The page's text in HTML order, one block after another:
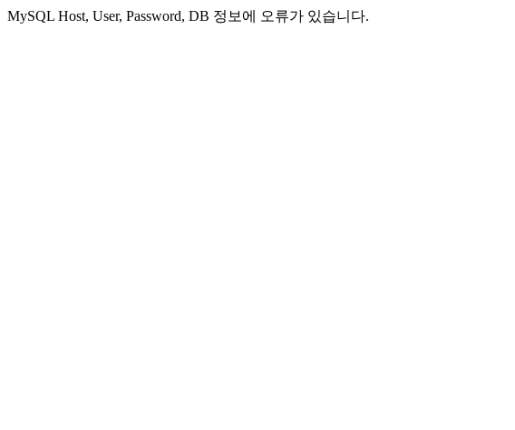
MySQL Host, User, Password, DB 정보에 오류가 있습니다.